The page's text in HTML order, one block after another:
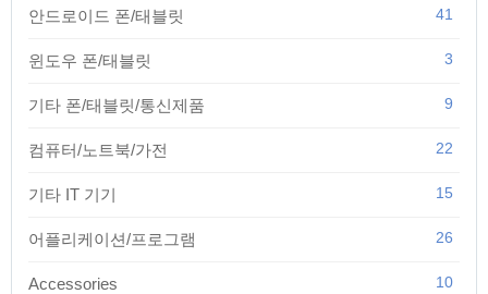
안드로이드 폰/태블릿 41
윈도우 폰/태블릿 3
기타 폰/태블릿/통신제품 9
컴퓨터/노트북/가전 22
기타 IT 기기 15
어플리케이션/프로그램 26
Accessories 10